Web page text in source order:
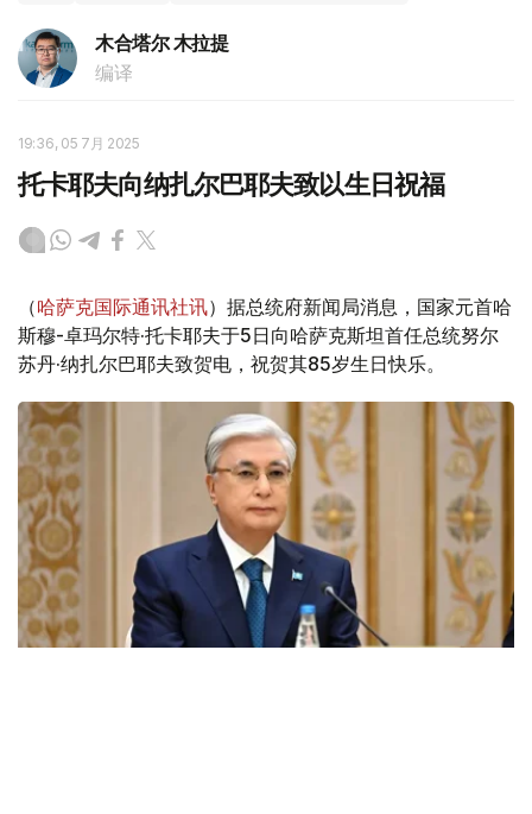
木合塔尔 木拉提
编译
19:36, 05 7月 2025
托卡耶夫向纳扎尔巴耶夫致以生日祝福
（哈萨克国际通讯社讯）据总统府新闻局消息，国家元首哈
斯穆-卓玛尔特·托卡耶夫于5日向哈萨克斯坦首任总统努尔
苏丹·纳扎尔巴耶夫致贺电，祝贺其85岁生日快乐。